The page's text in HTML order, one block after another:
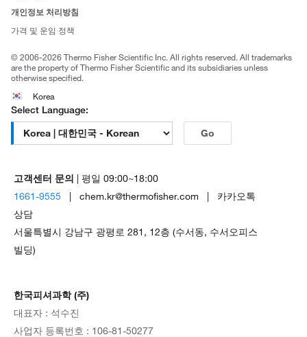
브랜드
개인정보 처리방침
가격 및 운임 정책
© 2006-2026 Thermo Fisher Scientific Inc. All rights reserved. All trademarks
are the property of Thermo Fisher Scientific and its subsidiaries unless
otherwise specified.
Korea
Select Language:
Go
고객센터 문의 | 평일 09:00~18:00
1661-9555 | chem.kr@thermofisher.com | 카카오톡
상담
서울특별시 강남구 광평로 281, 12층 (수서동, 수서오피스
빌딩)
한국피셔과학 (주)
대표자 : 석수진
사업자 등록번호 : 106-81-50277